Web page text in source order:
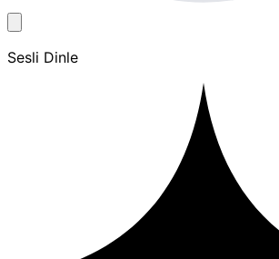
Sesli Dinle